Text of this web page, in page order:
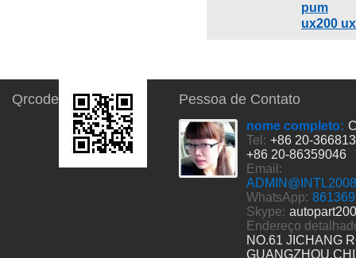
pum
ux200
Qrcode Pessoa de Contato
nome completo:
Tel: +86 20-
+86 20-86359046
Email:
WhatsApp:
Skype:
Endereço
NO.61 JICHANG